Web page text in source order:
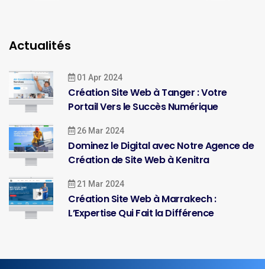
Actualités
01 Apr 2024
Création Site Web à Tanger : Votre
Portail Vers le Succès Numérique
26 Mar 2024
Dominez le Digital avec Notre Agence de
Création de Site Web à Kenitra
21 Mar 2024
Création Site Web à Marrakech :
L’Expertise Qui Fait la Différence